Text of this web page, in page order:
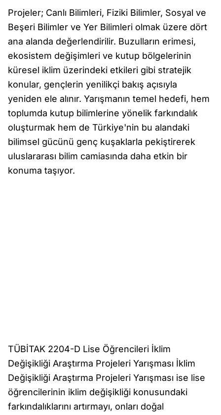
Projeler; Canlı Bilimleri, Fiziki Bilimler, Sosyal ve
Beşeri Bilimler ve Yer Bilimleri olmak üzere dört
ana alanda değerlendirilir. Buzulların erimesi,
ekosistem değişimleri ve kutup bölgelerinin
küresel iklim üzerindeki etkileri gibi stratejik
konular, gençlerin yenilikçi bakış açısıyla
yeniden ele alınır. Yarışmanın temel hedefi, hem
toplumda kutup bilimlerine yönelik farkındalık
oluşturmak hem de Türkiye'nin bu alandaki
bilimsel gücünü genç kuşaklarla pekiştirerek
uluslararası bilim camiasında daha etkin bir
konuma taşıyor.
TÜBİTAK 2204-D Lise Öğrencileri İklim
Değişikliği Araştırma Projeleri Yarışması İklim
Değişikliği Araştırma Projeleri Yarışması ise lise
öğrencilerinin iklim değişikliği konusundaki
farkındalıklarını artırmayı, onları doğal